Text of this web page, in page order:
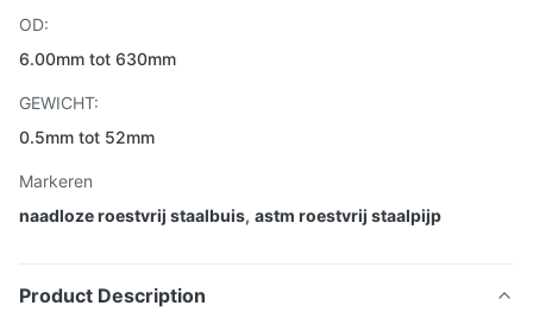
OD:
6.00mm tot 630mm
GEWICHT:
0.5mm tot 52mm
Markeren
naadloze roestvrij staalbuis, astm roestvrij staalpijp
Product Description